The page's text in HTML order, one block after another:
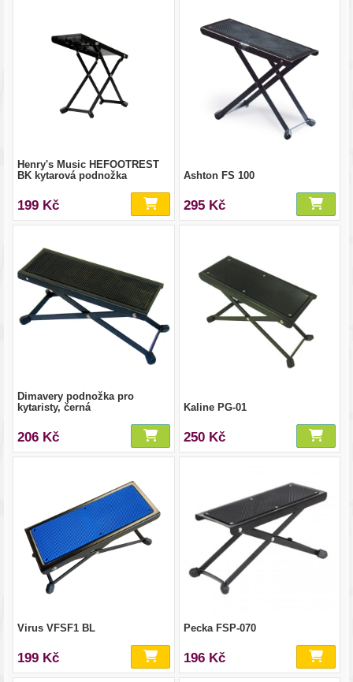
Henry's Music HEFOOTREST
BK kytarová podnožka
199 Kč
Ashton FS 100
295 Kč
Dimavery podnožka pro
kytaristy, černá
206 Kč
Kaline PG-01
250 Kč
Virus VFSF1 BL
199 Kč
Pecka FSP-070
196 Kč